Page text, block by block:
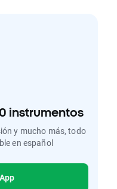
instrumentos
y mucho más, todo
en español